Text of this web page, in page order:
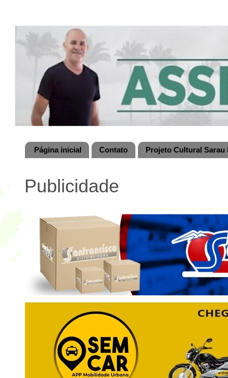
Página inicial Contato Projeto Cultural
Publicidade